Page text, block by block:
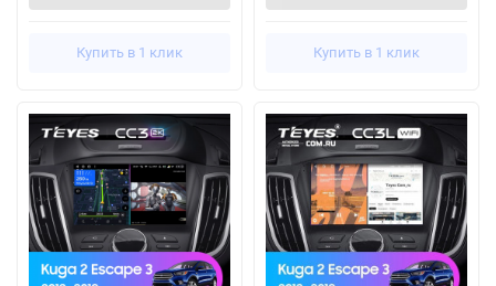
Купить в 1 клик Купить в 1 клик